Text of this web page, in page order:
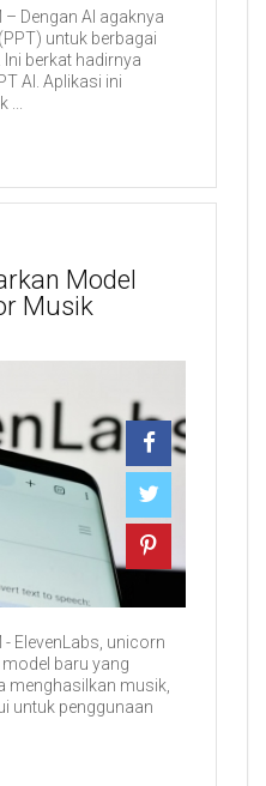
– Dengan AI agaknya
untuk berbagai
berkat hadirnya
AI. Aplikasi ini
Model
Musik
- ElevenLabs, unicorn
baru yang
menghasilkan musik,
untuk penggunaan